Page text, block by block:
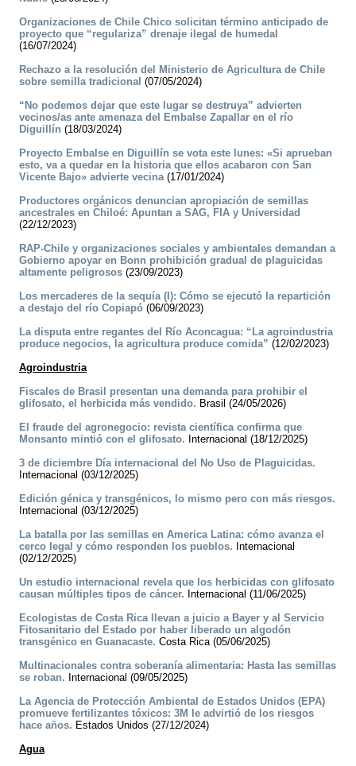
Organizaciones de Chile Chico solicitan término anticipado de
proyecto que “regulariza” drenaje ilegal de humedal
(16/07/2024)
Rechazo a la resolución del Ministerio de Agricultura de Chile
sobre semilla tradicional (07/05/2024)
“No podemos dejar que este lugar se destruya” advierten
vecinos/as ante amenaza del Embalse Zapallar en el río
Diguillín (18/03/2024)
Proyecto Embalse en Diguillín se vota este lunes: «Si aprueban
esto, va a quedar en la historia que ellos acabaron con San
Vicente Bajo» advierte vecina(17/01/2024)
Productores orgánicos denuncian apropiación de semillas
ancestrales en Chiloé: Apuntan a SAG, FIA y Universidad
(22/12/2023)
RAP-Chile y organizaciones sociales y ambientales demandan a
Gobierno apoyar en Bonn prohibición gradual de plaguicidas
altamente peligrosos (23/09/2023)
Los mercaderes de la sequía (I): Cómo se ejecutó la repartición
a destajo del río Copiapó (06/09/2023)
La disputa entre regantes del Río Aconcagua: “La agroindustria
produce negocios, la agricultura produce comida” (12/02/2023)
Agroindustria
Fiscales de Brasil presentan una demanda para prohibir el
glifosato, el herbicida más vendido. Brasil (24/05/2026)
El fraude del agronegocio: revista científica confirma que
Monsanto mintió con el glifosato. Internacional (18/12/2025)
3 de diciembre Día internacional del No Uso de Plaguicidas.
Internacional (03/12/2025)
Edición génica y transgénicos, lo mismo pero con más riesgos.
Internacional (03/12/2025)
La batalla por las semillas en America Latina: cómo avanza el
cerco legal y cómo responden los pueblos. Internacional
(02/12/2025)
Un estudio internacional revela que los herbicidas con glifosato
causan múltiples tipos de cáncer. Internacional (11/06/2025)
Ecologistas de Costa Rica llevan a juicio a Bayer y al Servicio
Fitosanitario del Estado por haber liberado un algodón
transgénico en Guanacaste. Costa Rica (05/06/2025)
Multinacionales contra soberanía alimentaria: Hasta las semillas
se roban. Internacional (09/05/2025)
La Agencia de Protección Ambiental de Estados Unidos (EPA)
promueve fertilizantes tóxicos: 3M le advirtió de los riesgos
hace años. Estados Unidos (27/12/2024)
Agua